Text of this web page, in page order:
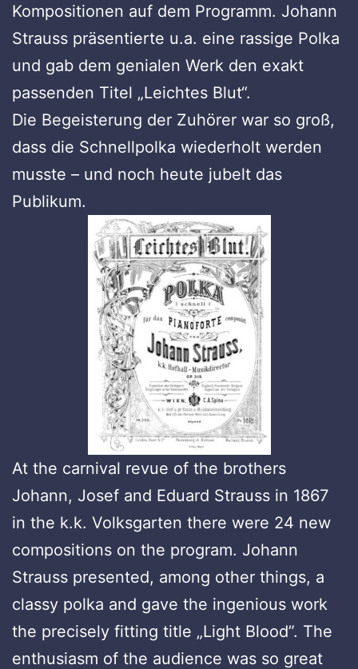
Kompositionen auf dem Programm. Johann
Strauss präsentierte u.a. eine rassige Polka
und gab dem genialen Werk den exakt
passenden Titel „Leichtes Blut“.
Die Begeisterung der Zuhörer war so groß,
dass die Schnellpolka wiederholt werden
musste – und noch heute jubelt das
Publikum.
At the carnival revue of the brothers
Johann, Josef and Eduard Strauss in 1867
in the k.k. Volksgarten there were 24 new
compositions on the program. Johann
Strauss presented, among other things, a
classy polka and gave the ingenious work
the precisely fitting title „Light Blood”. The
enthusiasm of the audience was so great